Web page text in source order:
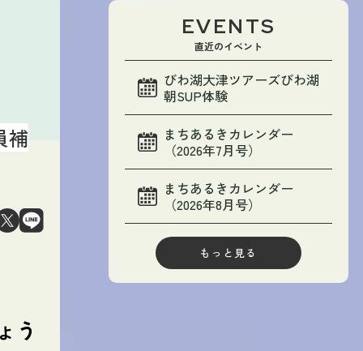
補
う
EVENTS
直近のイベント
びわ湖大津ツアーズびわ湖
朝SUP体験
まちあるきカレンダー
（2026年7月号）
まちあるきカレンダー
（2026年8月号）
もっと見る